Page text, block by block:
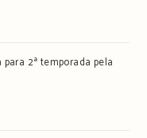
2ª temporada pela